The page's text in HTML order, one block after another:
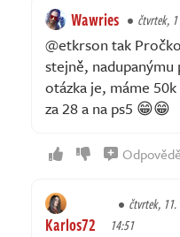
Wawries čtvrtek,
@etkrson tak
stejně,
otázka je, máme
za 28 a na ps5 😁😁
Karlos72
čtvrtek, 11.
14:51